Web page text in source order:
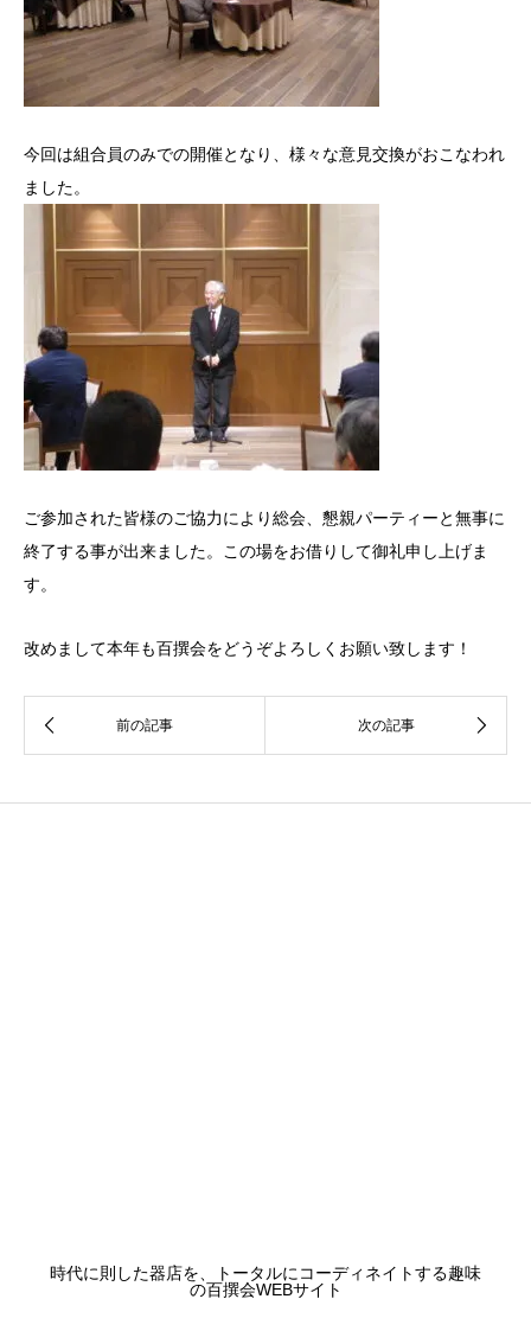
今回は組合員のみでの開催となり、様々な意見交換がおこなわれ
ました。
ご参加された皆様のご協力により総会、懇親パーティーと無事に
終了する事が出来ました。この場をお借りして御礼申し上げま
す。
改めまして本年も百撰会をどうぞよろしくお願い致します！
時代に則した器店を、トータルにコーディネイトする趣味
の百撰会WEBサイト